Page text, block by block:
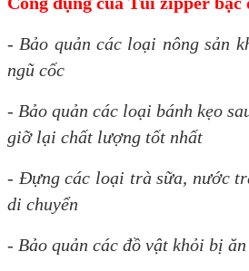
- Bảo quản các loại nông sản
ngũ cốc
- Bảo quản các loại bánh kẹo
giỡ lại chất lượng tốt nhất
- Đựng các loại trà sữa, nước
di chuyển
- Bảo quản các đồ vật khỏi bị ăn